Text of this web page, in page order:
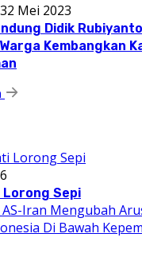
2 Mei 2023
Didik
Kembangkan
Lorong Sepi